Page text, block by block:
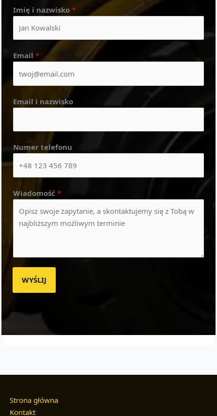
Imię i nazwisko *
Email *
Email i nazwisko
Numer telefonu
Wiadomość *
WYŚLIJ
Strona główna
Kontakt